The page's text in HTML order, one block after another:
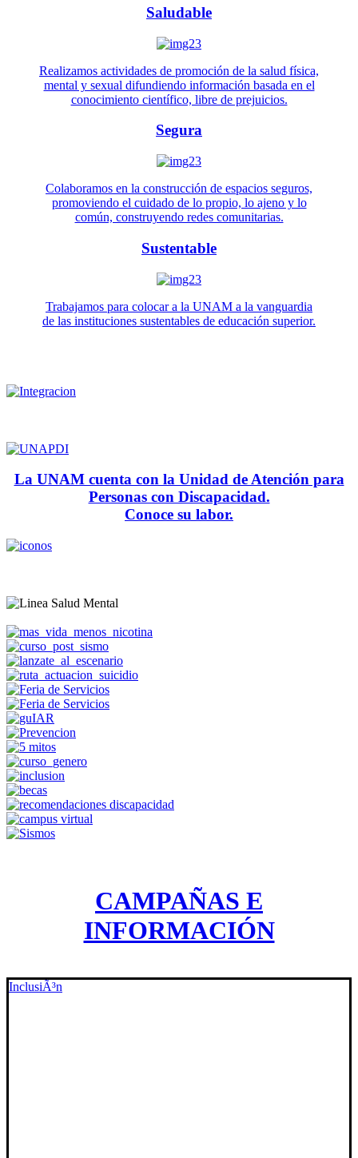
Saludable
Realizamos actividades de promoción de la salud física,
mental y sexual difundiendo información basada en el
conocimiento científico, libre de prejuicios.
Segura
Colaboramos en la construcción de espacios seguros,
promoviendo el cuidado de lo propio, lo ajeno y lo
común, construyendo redes comunitarias.
Sustentable
Trabajamos para colocar a la UNAM a la vanguardia
de las instituciones sustentables de educación superior.
La UNAM cuenta con la Unidad de Atención para
Personas con Discapacidad.
Conoce su labor.
CAMPAÑAS E
INFORMACIÓN
InclusiÃ³n